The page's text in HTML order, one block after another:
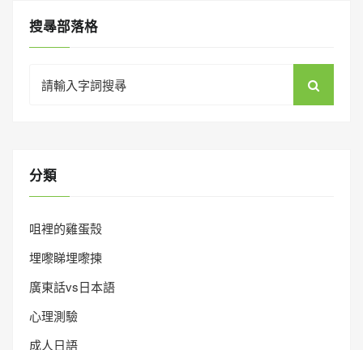
搜㝷部落格
for:
分類
咀裡的雞蛋殼
埋嚟睇埋嚟揀
廣東話vs日本語
心理測驗
成人日語